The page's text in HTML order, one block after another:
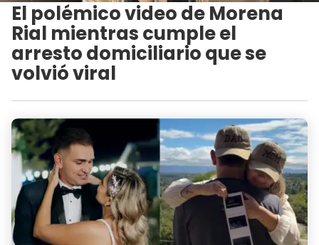
El polémico video de Morena
Rial mientras cumple el
arresto domiciliario que se
volvió viral